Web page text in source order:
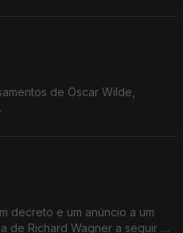
de Oscar Wilde,
decreto e um anúncio a um
de Richard Wagner a seguir a